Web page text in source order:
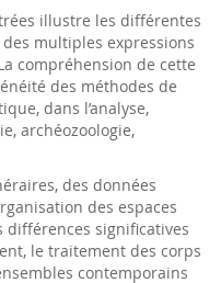
illustre les différentes
multiples expressions
compréhension de cette
des méthodes de
dans l’analyse,
archéozoologie,
des données
des espaces
significatives
le traitement des corps
contemporains